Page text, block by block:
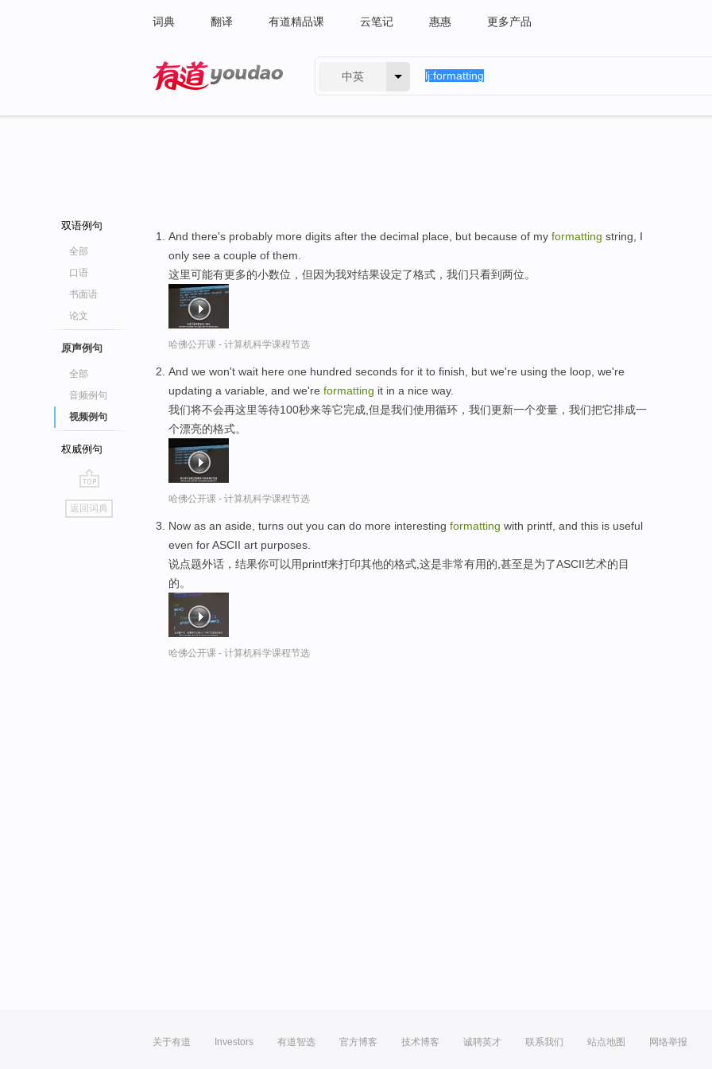
词典 翻译 有道精品课 云笔记 惠惠 更多产品
中英
双语例句
全部
口语
书面语
论文
原声例句
全部
音频例句
视频例句
权威例句
go
top
返回词典
And there's probably more digits after the decimal place, but because of my formatting string, I
only see a couple of them.
这里可能有更多的小数位，但因为我对结果设定了格式，我们只看到两位。
哈佛公开课 - 计算机科学课程节选
And we won't wait here one hundred seconds for it to finish, but we're using the loop, we're
updating a variable, and we're formatting it in a nice way.
我们将不会再这里等待100秒来等它完成,但是我们使用循环，我们更新一个变量，我们把它排成一
个漂亮的格式。
哈佛公开课 - 计算机科学课程节选
Now as an aside, turns out you can do more interesting formatting with printf, and this is useful
even for ASCII art purposes.
说点题外话，结果你可以用printf来打印其他的格式,这是非常有用的,甚至是为了ASCII艺术的目
的。
哈佛公开课 - 计算机科学课程节选
关于有道 Investors 有道智选 官方博客 技术博客 诚聘英才 联系我们 站点地图 网络举报